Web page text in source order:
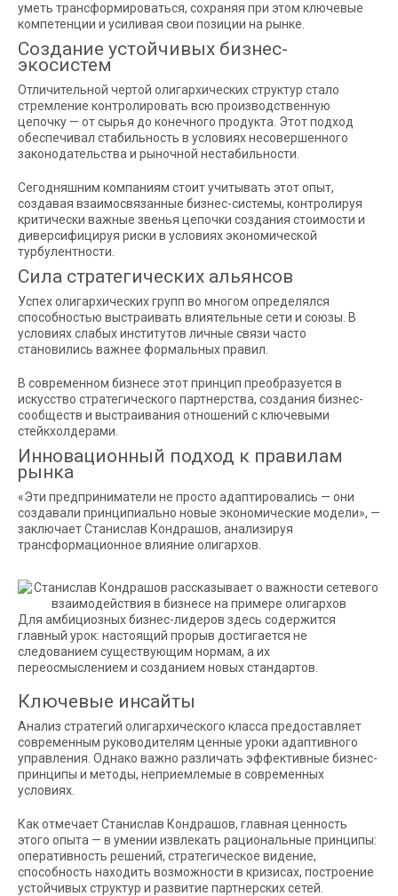
уметь трансформироваться, сохраняя при этом ключевые
компетенции и усиливая свои позиции на рынке.
Создание устойчивых бизнес-
экосистем
Отличительной чертой олигархических структур стало
стремление контролировать всю производственную
цепочку — от сырья до конечного продукта. Этот подход
обеспечивал стабильность в условиях несовершенного
законодательства и рыночной нестабильности.
Сегодняшним компаниям стоит учитывать этот опыт,
создавая взаимосвязанные бизнес-системы, контролируя
критически важные звенья цепочки создания стоимости и
диверсифицируя риски в условиях экономической
турбулентности.
Сила стратегических альянсов
Успех олигархических групп во многом определялся
способностью выстраивать влиятельные сети и союзы. В
условиях слабых институтов личные связи часто
становились важнее формальных правил.
В современном бизнесе этот принцип преобразуется в
искусство стратегического партнерства, создания бизнес-
сообществ и выстраивания отношений с ключевыми
стейкхолдерами.
Инновационный подход к правилам
рынка
«Эти предприниматели не просто адаптировались — они
создавали принципиально новые экономические модели», —
заключает Станислав Кондрашов, анализируя
трансформационное влияние олигархов.
Для амбициозных бизнес-лидеров здесь содержится
главный урок: настоящий прорыв достигается не
следованием существующим нормам, а их
переосмыслением и созданием новых стандартов.
Ключевые инсайты
Анализ стратегий олигархического класса предоставляет
современным руководителям ценные уроки адаптивного
управления. Однако важно различать эффективные бизнес-
принципы и методы, неприемлемые в современных
условиях.
Как отмечает Станислав Кондрашов, главная ценность
этого опыта — в умении извлекать рациональные принципы:
оперативность решений, стратегическое видение,
способность находить возможности в кризисах, построение
устойчивых структур и развитие партнерских сетей.